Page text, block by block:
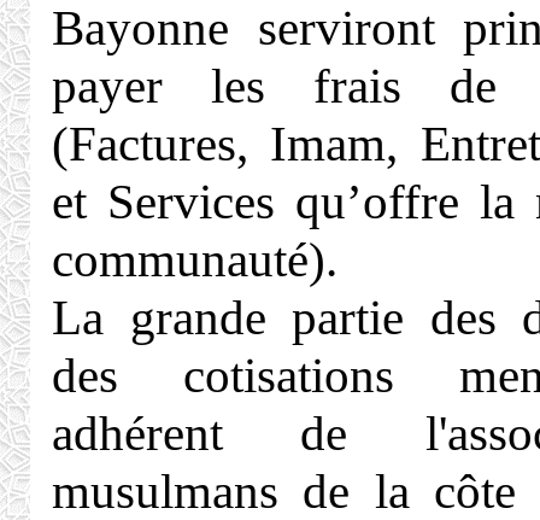
Bayonne serviront
payer les frais de
(Factures, Imam,
et Services qu’offre la
communauté).
La grande partie des
des cotisations
adhérent de
musulmans de la côte